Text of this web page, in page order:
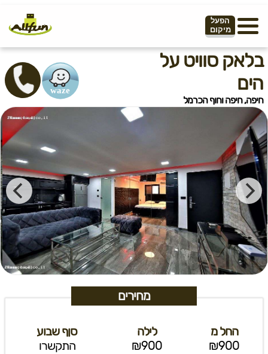
הפעל
מיקום
בלאק סוויט על
הים
חיפה, חיפה וחוף הכרמל
מחירים
החל מ
₪900
לילה
₪900
סןף שבוע
התקשרו